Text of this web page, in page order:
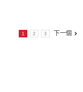
1 2 3 下一個